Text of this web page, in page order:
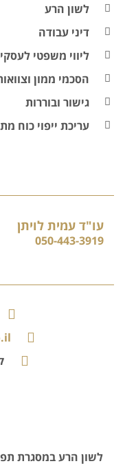
לשון הרע
דיני עבודה
ליווי משפטי
הסכמי ממון
גישור ובוררות
עריכת ייפוי כוח
עו"ד עמית לויתן
050-443-3919
לשון הרע במסגרת